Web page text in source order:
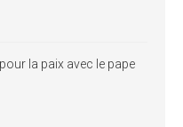
la paix avec le pape